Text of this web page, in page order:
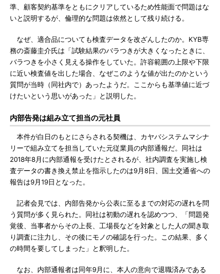
準、顧客契約基準をともにクリアしているため性能面で問題はな
いと説明するが、倫理的な問題は依然として残り続ける。
なぜ、適合品についても検査データを改ざんしたのか。KYB専
務の斎藤圭介氏は「試験結果のバラつきが大きくなったときに、
バラつきを小さく見える操作をしていた。許容範囲の上限や下限
に近い検査値を出した場合、なぜこのような値が出たのかという
質問が当時（同社内で）あったようだ。ここからも基準値に近づ
けたいという思いがあった」と説明した。
内部告発は組み立て担当の元社員
本件が白日のもとにさらされる契機は、カヤバシステムマシナ
リーで組み立てを担当していた元従業員の内部通報だ。同社は
2018年8月に内部通報を受けたとされるが、社内調査を実施し検
査データの書き換え禁止を指示したのは9月8日、国土交通省への
報告は9月19日となった。
記者会見では、内部告発から公表に至るまでの対応の遅れを問
う質問が多く見られた。同社は初動の遅れを認めつつ、「問題発
覚後、当事者からその上長、工場長などを対象とした人の聞き取
り調査に注力し、その後にモノの確認を行った。この結果、多く
の時間を要してしまった」と釈明した。
なお、内部通報者は同年9月に、本人の意向で退職済みである